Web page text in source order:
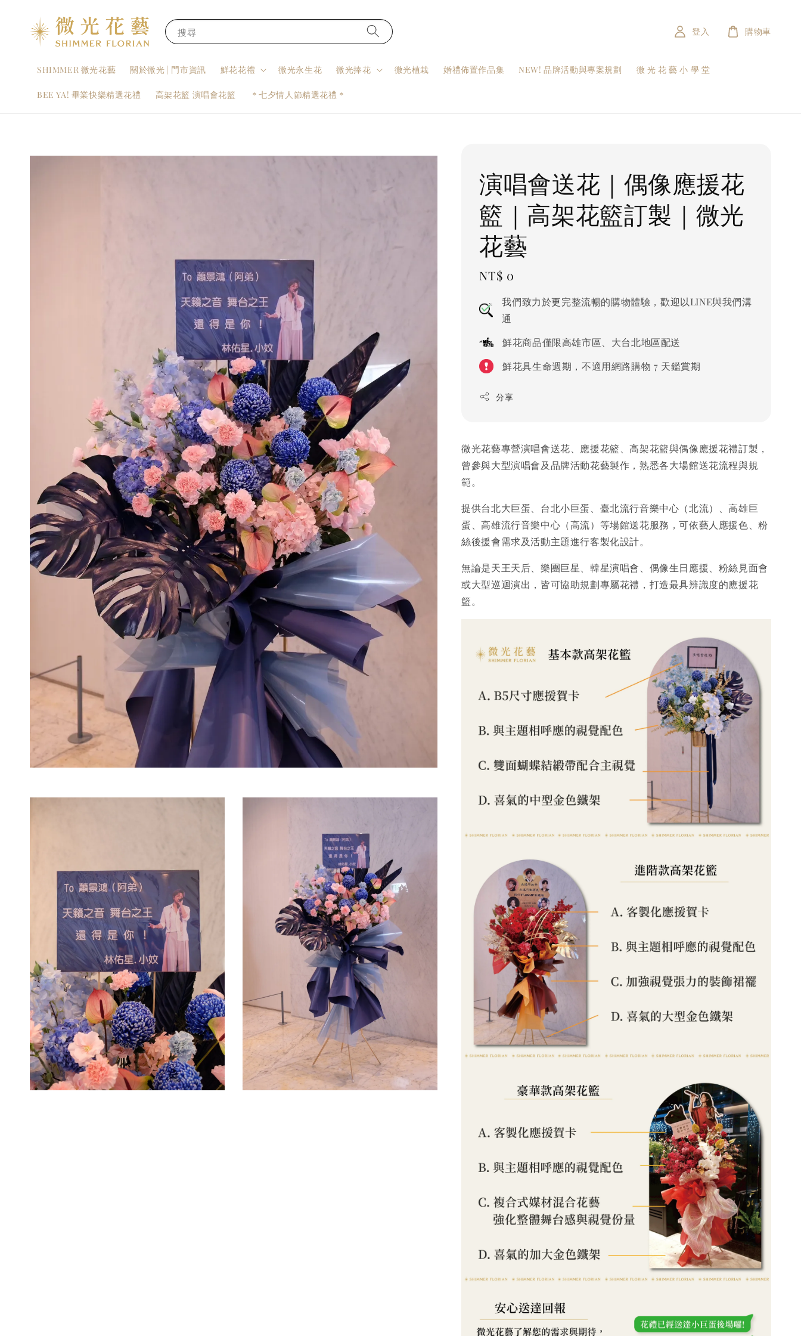
搜尋
SHIMMER 微光花藝 關於微光 | 門市資訊 鮮花花禮 微光永生花 微光捧花 微光植栽 婚禮佈置作品集 NEW! 品牌活動與專案規劃 微 光 花 藝 小 學 堂
BEE YA! 畢業快樂精選花禮 高架花籃 演唱會花籃 ＊七夕情人節精選花禮＊
登入 購物車
演唱會送花｜偶像應援花
籃｜高架花籃訂製｜微光
花藝
Regular
NT$ 0
我們致力於更完整流暢的購物體驗，歡迎以LINE與我們溝
通
鮮花商品僅限高雄市區、大台北地區配送
鮮花具生命週期，不適用網路購物 7 天鑑賞期
分享
微光花藝專營演唱會送花、應援花籃、高架花籃與偶像應援花禮訂製，
曾參與大型演唱會及品牌活動花藝製作，熟悉各大場館送花流程與規
範。
提供台北大巨蛋、台北小巨蛋、臺北流行音樂中心（北流）、高雄巨
蛋、高雄流行音樂中心（高流）等場館送花服務，可依藝人應援色、粉
絲後援會需求及活動主題進行客製化設計。
無論是天王天后、樂團巨星、韓星演唱會、偶像生日應援、粉絲見面會
或大型巡迴演出，皆可協助規劃專屬花禮，打造最具辨識度的應援花
籃。